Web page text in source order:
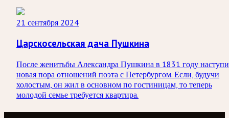
21 сентября 2024
Царскосельская дача Пушкина
После женитьбы Александра Пушкина в 1831 году
новая пора отношений поэта с Петербургом. Если, будучи
холостым, он жил в основном по гостиницам, то теперь
молодой семье требуется квартира.